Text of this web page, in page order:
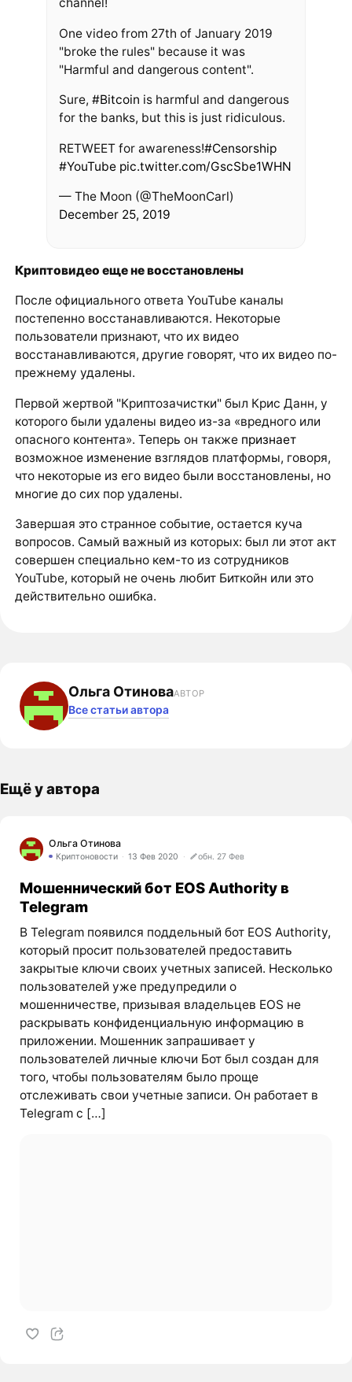
channel!
One video from 27th of January 2019
"broke the rules" because it was
"Harmful and dangerous content".
Sure,#Bitcoin is harmful and dangerous
for the banks, but this is just ridiculous.
RETWEET for awareness!#Censorship
#YouTube pic.twitter.com/GscSbe1WHN
— The Moon (@TheMoonCarl)
December 25, 2019
Криптовидео еще не восстановлены
После официального ответа YouTube каналы
постепенно восстанавливаются. Некоторые
пользователи признают, что их видео
восстанавливаются, другие говорят, что их видео по-
прежнему удалены.
Первой жертвой "Криптозачистки" был Крис Данн, у
которого были удалены видео из-за «вредного или
опасного контента». Теперь он также признает
возможное изменение взглядов платформы, говоря,
что некоторые из его видео были восстановлены, но
многие до сих пор удалены.
Завершая это странное событие, остается куча
вопросов. Самый важный из которых: был ли этот акт
совершен специально кем-то из сотрудников
YouTube, который не очень любит Биткойн или это
действительно ошибка.
Ольга ОтиноваАВТОР
Все статьи автора
Ещё у автора
Ольга Отинова
Криптоновости 13 Фев 2020 обн. 27 Фев
Мошеннический бот EOS Authority в
Telegram
В Telegram появился поддельный бот EOS Authority,
который просит пользователей предоставить
закрытые ключи своих учетных записей. Несколько
пользователей уже предупредили о
мошенничестве, призывая владельцев EOS не
раскрывать конфиденциальную информацию в
приложении. Мошенник запрашивает у
пользователей личные ключи Бот был создан для
того, чтобы пользователям было проще
отслеживать свои учетные записи. Он работает в
Telegram с […]